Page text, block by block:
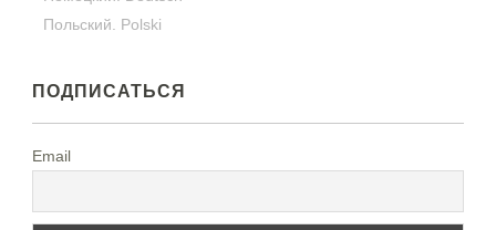
Польский. Polski
ПОДПИСАТЬСЯ
Email